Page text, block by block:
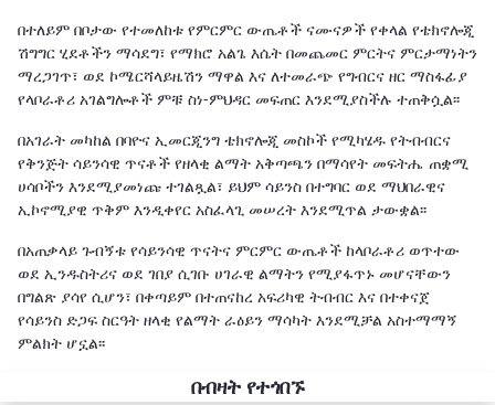
በተለይም በቦታው የተመለከቱ የምርምር ውጤቶች ናሙናዎች የቀላል የቴክኖሎጂ
ሽግግር ሂደቶችን ማሳደግ፣ የማክሮ አልጌ እሴት በመጨመር ምርትና ምርታማነትን
ማረጋገጥ፣ ወደ ኮሜርሻላይዜሽን ማዋል እና ለተመራጭ የግብርና ዘር ማስፋፊያ
የላቦራቶሪ አገልግሎቶች ምቹ ስነ-ምህዳር መፍጠር እንደሚያስችሉ ተጠቅሷል፡፡
በአገራት መካከል በባዮና ኢመርጂንግ ቴክኖሎጂ መስኮች የሚካሄዱ የትብብርና
የቅንጅት ሳይንሳዊ ጥናቶች የዘላቂ ልማት አቅጣጫን በማሳየት መፍትሔ ጠቋሚ
ሀሳቦችን እንደሚያመነጩ ተገልጿል፣ ይህም ሳይንስ በተግባር ወደ ማህበራዊና
ኢኮኖሚያዊ ጥቅም እንዲቀየር አስፈላጊ መሠረት እንደሚጥል ታውቋል፡፡
በአጠቃላይ ጉብኝቱ የሳይንሳዊ ጥናትና ምርምር ውጤቶች ከላቦራቶሪ ወጥተው
ወደ ኢንዱስትሪና ወደ ገበያ ሲገቡ ሀገራዊ ልማትን የሚያፋጥኑ መሆናቸውን
በግልጽ ያሳየ ሲሆን፣ በቀጣይም በተጠናከረ አፍሪካዊ ትብብር እና በተቀናጀ
የሳይንስ ድጋፍ ስርዓት ዘላቂ የልማት ራዕይን ማሳካት እንደሚቻል አስተማማኝ
ምልክት ሆኗል፡፡
በብዛት የተጎበኙ